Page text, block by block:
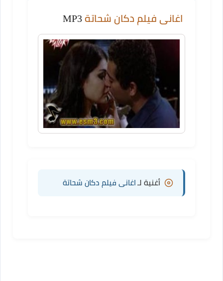
اغانى فيلم دكان شحاتة
أغنية لـ اغانى فيلم دكان شحاتة